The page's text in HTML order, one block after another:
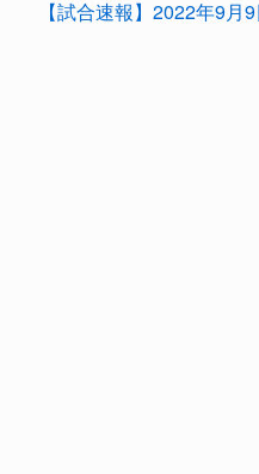
【試合速報】2022年9月